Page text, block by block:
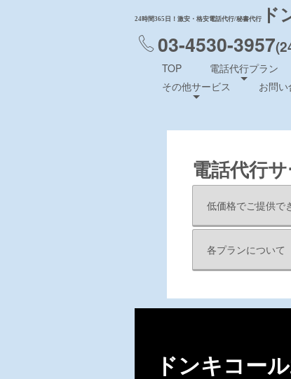
24時間365日！激安・格安電話代行/秘書代行 ド
03-4530-3957
TOP 電話代行プラン
その他サービス
お問
電話代行
低価格でご提供で
各プランについて
ドンキコー